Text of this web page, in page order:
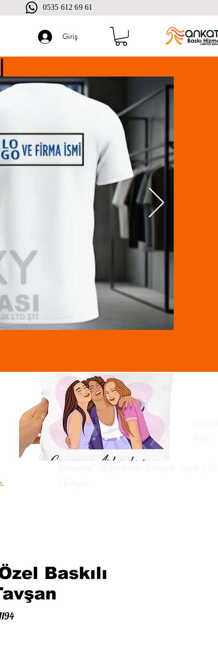
0535 612 69 61
Giriş
Bu paragrafa, kullanıcıyla
istediğiniz bir içeriği ekleyebilirsiniz.
Metni özelleştirmek için "Metni
Düzenle" düğmesine tıklayın veya çift
tıklayın.
Baskılı